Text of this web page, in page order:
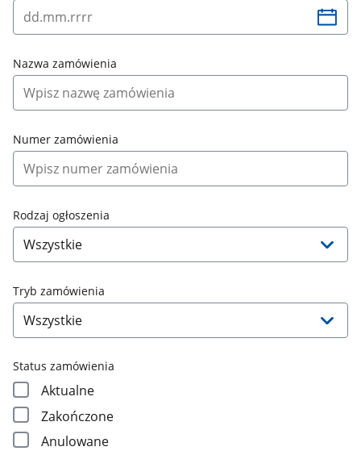
Nazwa zamówienia
Numer zamówienia
Rodzaj ogłoszenia
Tryb zamówienia
Status zamówienia
Aktualne
Zakończone
Anulowane